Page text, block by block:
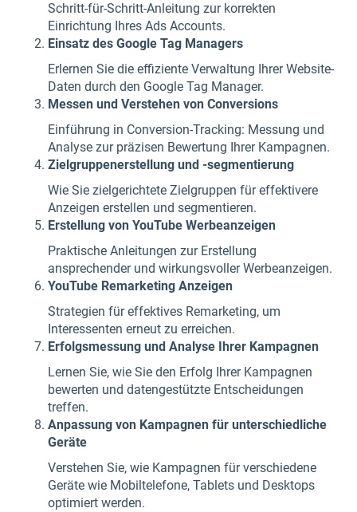
Schritt-für-Schritt-Anleitung zur korrekten
Einrichtung Ihres Ads Accounts.
Einsatz des Google Tag Managers
Erlernen Sie die effiziente Verwaltung Ihrer Website-
Daten durch den Google Tag Manager.
Messen und Verstehen von Conversions
Einführung in Conversion-Tracking: Messung und
Analyse zur präzisen Bewertung Ihrer Kampagnen.
Zielgruppenerstellung und -segmentierung
Wie Sie zielgerichtete Zielgruppen für effektivere
Anzeigen erstellen und segmentieren.
Erstellung von YouTube Werbeanzeigen
Praktische Anleitungen zur Erstellung
ansprechender und wirkungsvoller Werbeanzeigen.
YouTube Remarketing Anzeigen
Strategien für effektives Remarketing, um
Interessenten erneut zu erreichen.
Erfolgsmessung und Analyse Ihrer Kampagnen
Lernen Sie, wie Sie den Erfolg Ihrer Kampagnen
bewerten und datengestützte Entscheidungen
treffen.
Anpassung von Kampagnen für unterschiedliche
Geräte
Verstehen Sie, wie Kampagnen für verschiedene
Geräte wie Mobiltelefone, Tablets und Desktops
optimiert werden.